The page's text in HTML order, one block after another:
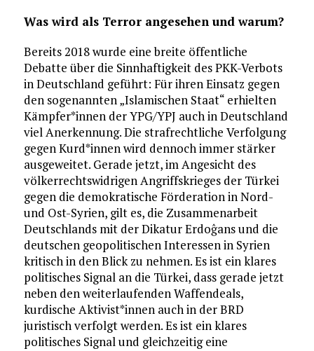
Was wird als Terror angesehen und warum?
Bereits 2018 wurde eine breite öffentliche
Debatte über die Sinnhaftigkeit des PKK-Verbots
in Deutschland geführt: Für ihren Einsatz gegen
den sogenannten „Islamischen Staat“ erhielten
Kämpfer*innen der YPG/YPJ auch in Deutschland
viel Anerkennung. Die strafrechtliche Verfolgung
gegen Kurd*innen wird dennoch immer stärker
ausgeweitet. Gerade jetzt, im Angesicht des
völkerrechtswidrigen Angriffskrieges der Türkei
gegen die demokratische Förderation in Nord-
und Ost-Syrien, gilt es, die Zusammenarbeit
Deutschlands mit der Dikatur Erdoĝans und die
deutschen geopolitischen Interessen in Syrien
kritisch in den Blick zu nehmen. Es ist ein klares
politisches Signal an die Türkei, dass gerade jetzt
neben den weiterlaufenden Waffendeals,
kurdische Aktivist*innen auch in der BRD
juristisch verfolgt werden. Es ist ein klares
politisches Signal und gleichzeitig eine